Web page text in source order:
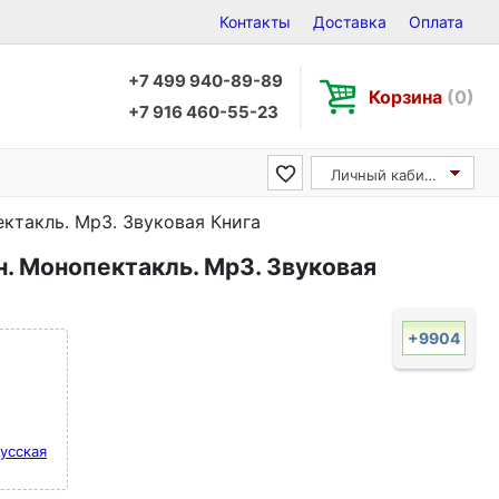
Контакты Доставка Оплата
+7 499 940-89-89
+7 916 460-55-23
Корзина (0)
Личный кабинет
Мр3. Звуковая Книга
Мр3. Звуковая
+9904